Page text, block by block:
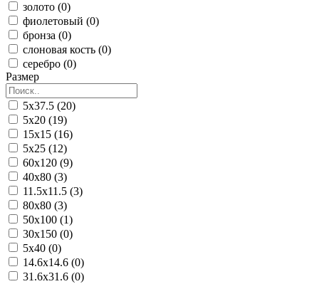
золото (0)
фиолетовый (0)
бронза (0)
слоновая кость (0)
серебро (0)
Размер
5x37.5 (20)
5x20 (19)
15x15 (16)
5x25 (12)
60x120 (9)
40x80 (3)
11.5x11.5 (3)
80x80 (3)
50x100 (1)
30x150 (0)
5x40 (0)
14.6x14.6 (0)
31.6x31.6 (0)